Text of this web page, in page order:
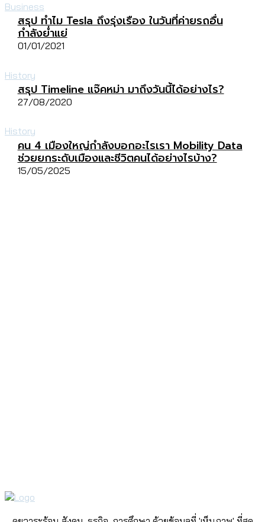
Business
สรุป ทำไม Tesla ถึงรุ่งเรือง ในวันที่ค่ายรถอื่น
กำลังย่ำแย่
01/01/2021
History
สรุป Timeline แจ๊คหม่า มาถึงวันนี้ได้อย่างไร?
27/08/2020
History
คน 4 เมืองใหญ่กำลังบอกอะไรเรา Mobility Data
ช่วยยกระดับเมืองและชีวิตคนได้อย่างไรบ้าง?
15/05/2025